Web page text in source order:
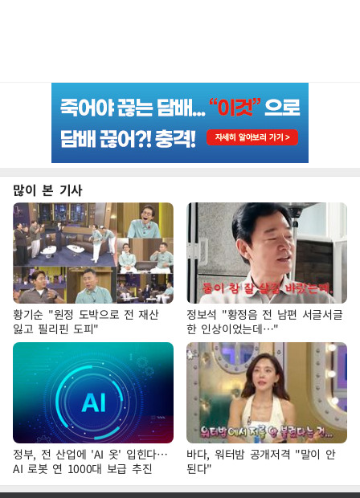
많이 본 기사
황기순 "원정 도박으로 전 재산
잃고 필리핀 도피"
정보석 "황정음 전 남편 서글서글
한 인상이었는데…"
정부, 전 산업에 'AI 옷' 입힌다…
AI 로봇 연 1000대 보급 추진
바다, 워터밤 공개저격 "말이 안
된다"